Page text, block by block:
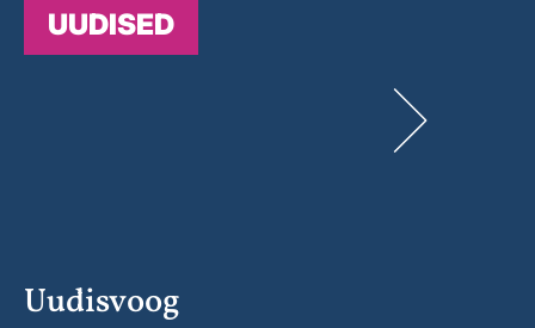
UUDISED
Uudisvoog